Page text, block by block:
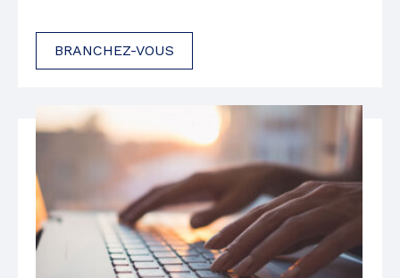
BRANCHEZ-VOUS